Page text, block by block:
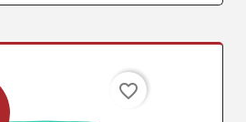
favorite_border